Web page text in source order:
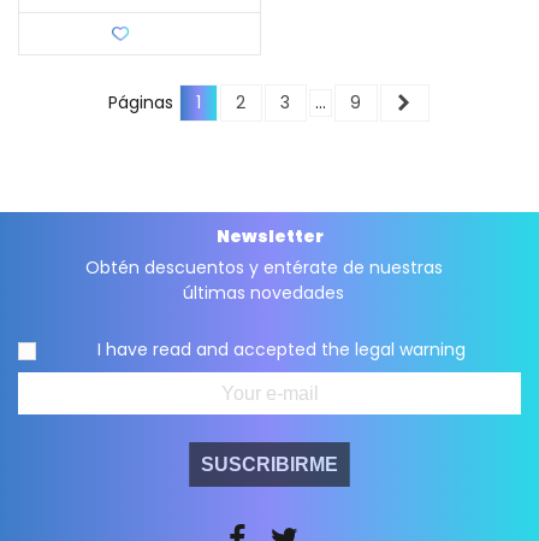
Páginas 1 2 3 … 9
Newsletter
Obtén descuentos y entérate de nuestras
últimas novedades
I have read and accepted the legal warning
SUSCRIBIRME